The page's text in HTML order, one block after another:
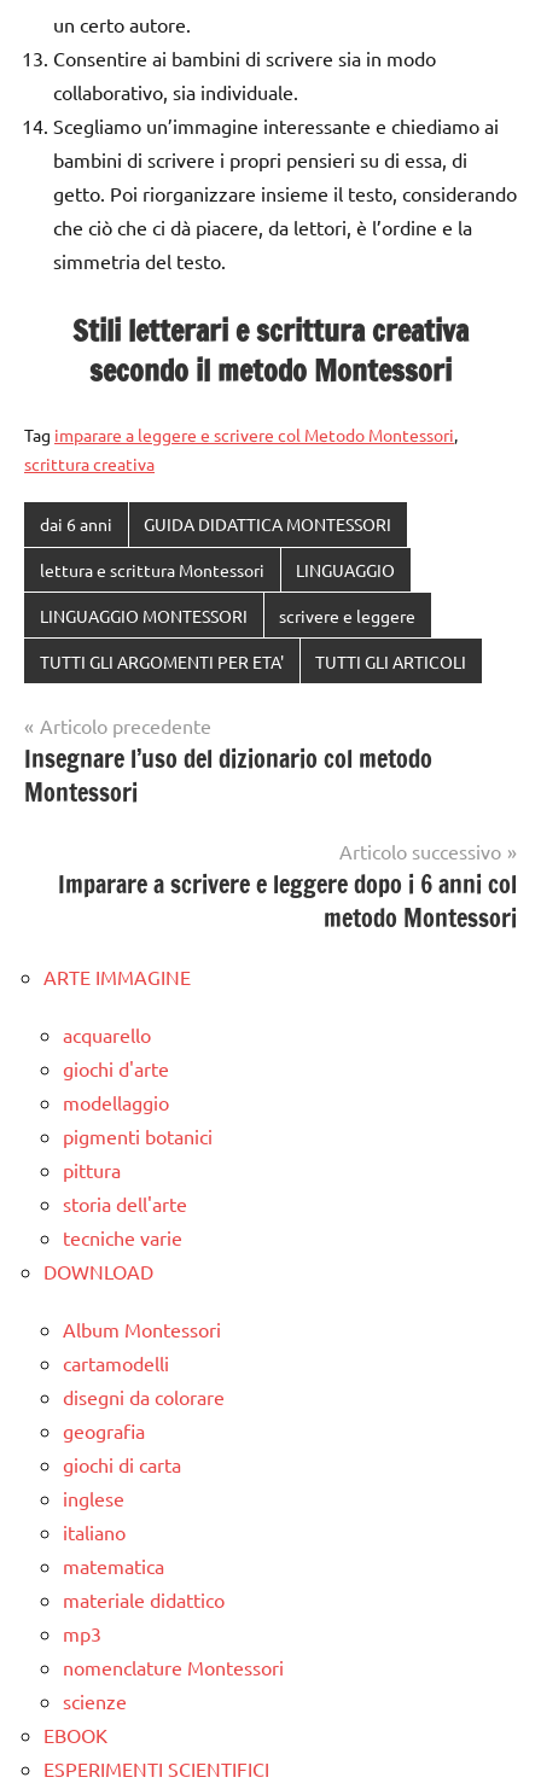
un certo autore.
Consentire ai bambini di scrivere sia in modo
collaborativo, sia individuale.
Scegliamo un’immagine interessante e chiediamo ai
bambini di scrivere i propri pensieri su di essa, di
getto. Poi riorganizzare insieme il testo, considerando
che ciò che ci dà piacere, da lettori, è l’ordine e la
simmetria del testo.
Stili letterari e scrittura creativa
secondo il metodo Montessori
Tag imparare a leggere e scrivere col Metodo Montessori,
scrittura creativa
dai 6 anni GUIDA DIDATTICA MONTESSORI
lettura e scrittura Montessori LINGUAGGIO
LINGUAGGIO MONTESSORI scrivere e leggere
TUTTI GLI ARGOMENTI PER ETA' TUTTI GLI ARTICOLI
Navigazione
articoli
Articolo precedente
Insegnare l’uso del dizionario col metodo
Montessori
Articolo successivo
Imparare a scrivere e leggere dopo i 6 anni col
metodo Montessori
ARTE IMMAGINE
acquarello
giochi d'arte
modellaggio
pigmenti botanici
pittura
storia dell'arte
tecniche varie
DOWNLOAD
Album Montessori
cartamodelli
disegni da colorare
geografia
giochi di carta
inglese
italiano
matematica
materiale didattico
mp3
nomenclature Montessori
scienze
EBOOK
ESPERIMENTI SCIENTIFICI